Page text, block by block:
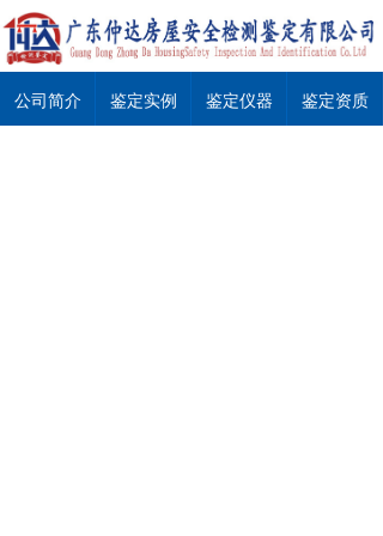
公司简介 鉴定实例 鉴定仪器 鉴定资质